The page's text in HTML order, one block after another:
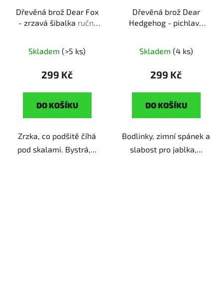
Dřevěná brož Dear Fox
- zrzavá šibalka ruční
Skladem (>5 ks)
299 Kč
DO KOŠÍKU
Zrzka, co podšitě číhá
pod skalami. Bystrá,...
Dřevěná brož Dear
Hedgehog - pichlavý
milovníky zvířat
Skladem (4 ks)
299 Kč
DO KOŠÍKU
Bodlinky, zimní spánek a
slabost pro jablka,...